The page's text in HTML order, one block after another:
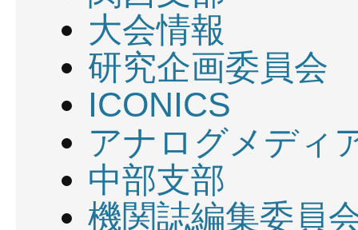
大会情報
研究企画委員会
ICONICS
アナログメディ
中部支部
機関誌編集委員